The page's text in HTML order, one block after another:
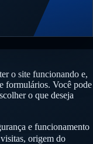
o site funcionando e,
formulários. Você pode
o que deseja
e funcionamento
origem do